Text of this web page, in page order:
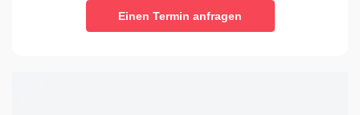
Einen Termin anfragen